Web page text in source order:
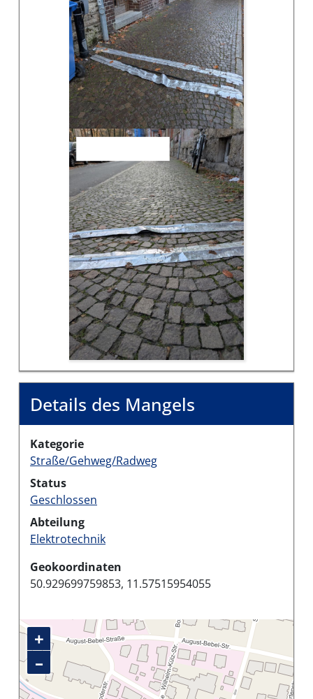
Details des Mangels
Kategorie
Straße/Gehweg/Radweg
Status
Geschlossen
Abteilung
Elektrotechnik
Geokoordinaten
50.929699759853, 11.57515954055
+
–